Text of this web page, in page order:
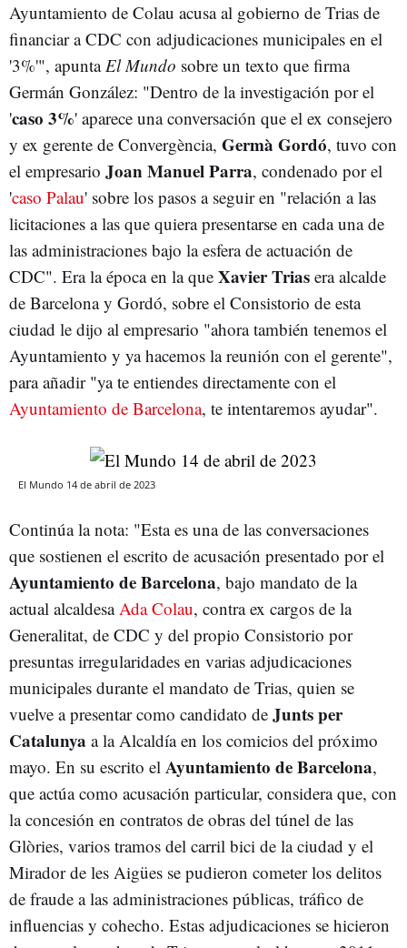
Ayuntamiento de Colau acusa al gobierno de Trias de
financiar a CDC con adjudicaciones municipales en el
'3%'", apunta El Mundo sobre un texto que firma
Germán González: "Dentro de la investigación por el
'caso 3%' aparece una conversación que el ex consejero
y ex gerente de Convergència, Germà Gordó, tuvo con
el empresario Joan Manuel Parra, condenado por el
'caso Palau' sobre los pasos a seguir en "relación a las
licitaciones a las que quiera presentarse en cada una de
las administraciones bajo la esfera de actuación de
CDC". Era la época en la que Xavier Trias era alcalde
de Barcelona y Gordó, sobre el Consistorio de esta
ciudad le dijo al empresario "ahora también tenemos el
Ayuntamiento y ya hacemos la reunión con el gerente",
para añadir "ya te entiendes directamente con el
Ayuntamiento de Barcelona, te intentaremos ayudar".
El Mundo 14 de abril de 2023
Continúa la nota: "Esta es una de las conversaciones
que sostienen el escrito de acusación presentado por el
Ayuntamiento de Barcelona, bajo mandato de la
actual alcaldesa Ada Colau, contra ex cargos de la
Generalitat, de CDC y del propio Consistorio por
presuntas irregularidades en varias adjudicaciones
municipales durante el mandato de Trias, quien se
vuelve a presentar como candidato de Junts per
Catalunya a la Alcaldía en los comicios del próximo
mayo. En su escrito el Ayuntamiento de Barcelona,
que actúa como acusación particular, considera que, con
la concesión en contratos de obras del túnel de las
Glòries, varios tramos del carril bici de la ciudad y el
Mirador de les Aigües se pudieron cometer los delitos
de fraude a las administraciones públicas, tráfico de
influencias y cohecho. Estas adjudicaciones se hicieron